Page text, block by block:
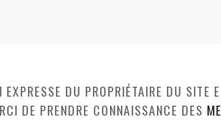
DU PROPRIÉTAIRE DU
DE PRENDRE CONNAISSANCE DES